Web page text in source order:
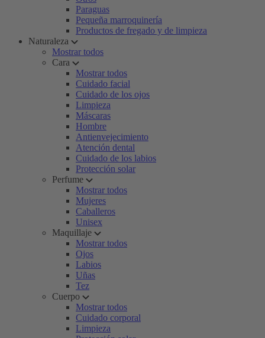
Paraguas
Pequeña marroquinería
Productos de fregado y de limpieza
Naturaleza
Mostrar todos
Cara
Mostrar todos
Cuidado facial
Cuidado de los ojos
Limpieza
Máscaras
Hombre
Antienvejecimiento
Atención dental
Cuidado de los labios
Protección solar
Perfume
Mostrar todos
Mujeres
Caballeros
Unisex
Maquillaje
Mostrar todos
Ojos
Labios
Uñas
Tez
Cuerpo
Mostrar todos
Cuidado corporal
Limpieza